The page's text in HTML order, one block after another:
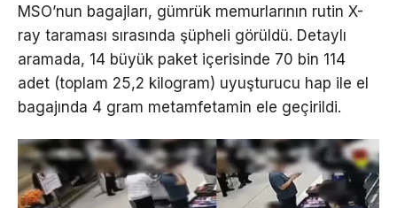
MSO’nun bagajları, gümrük memurlarının rutin X-
ray taraması sırasında şüpheli görüldü. Detaylı
aramada, 14 büyük paket içerisinde 70 bin 114
adet (toplam 25,2 kilogram) uyuşturucu hap ile el
bagajında 4 gram metamfetamin ele geçirildi.